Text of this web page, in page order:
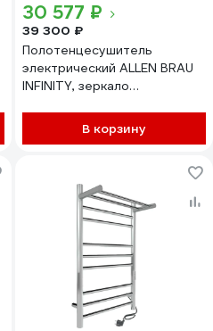
30 577 ₽
39 300 ₽
Полотенцесушитель
электрический ALLEN BRAU
INFINITY, зеркало
275617 00275617
В корзину